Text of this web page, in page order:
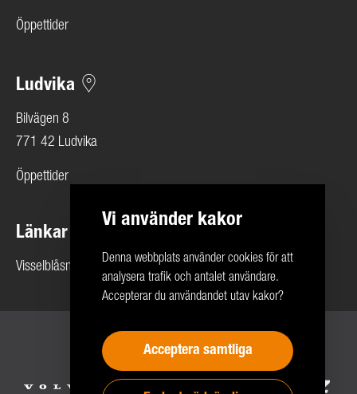
Öppettider
Ludvika
Bilvägen 8
771 42 Ludvika
Öppettider
Länkar
Visselblåsning
Copyright 2026 © Rolf Ericson Bil Företagen
Vi använder kakor
Denna webbplats använder cookies för att
analysera trafik och antalet användare.
Accepterar du användandet utav kakor?
Acceptera samtliga